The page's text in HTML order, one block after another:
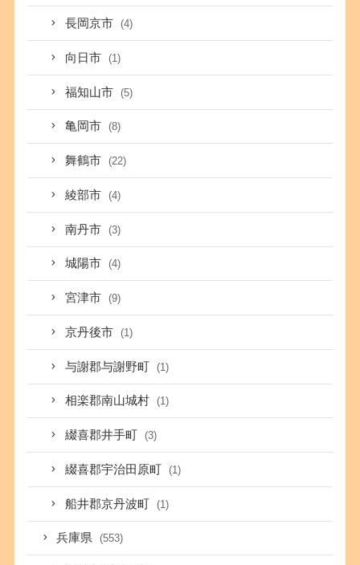
長岡京市 (4)
向日市 (1)
福知山市 (5)
亀岡市 (8)
舞鶴市 (22)
綾部市 (4)
南丹市 (3)
城陽市 (4)
宮津市 (9)
京丹後市 (1)
与謝郡与謝野町 (1)
相楽郡南山城村 (1)
綴喜郡井手町 (3)
綴喜郡宇治田原町 (1)
船井郡京丹波町 (1)
兵庫県 (553)